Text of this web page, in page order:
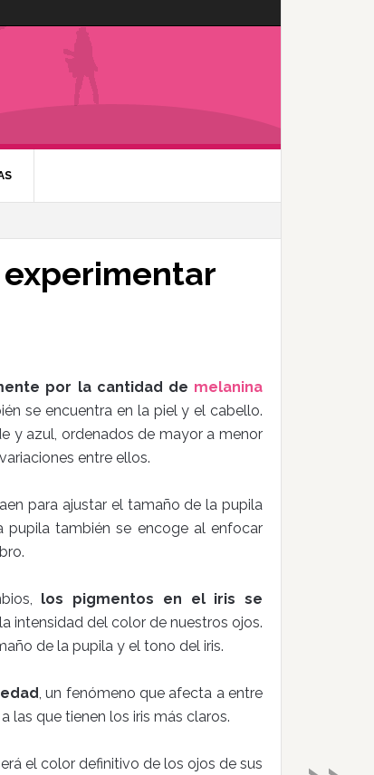
por la cantidad de melanina
se encuentra en la piel y el cabello.
y azul, ordenados de mayor a menor
entre ellos.
para ajustar el tamaño de la pupila
pupila también se encoge al enfocar
los pigmentos en el iris se
intensidad del color de nuestros ojos.
de la pupila y el tono del iris.
, un fenómeno que afecta a entre
las que tienen los iris más claros.
el color definitivo de los ojos de sus